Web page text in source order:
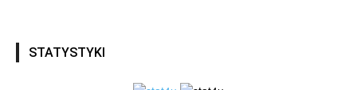
STATYSTYKI